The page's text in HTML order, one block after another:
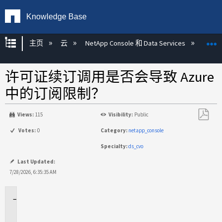
Knowledge Base
扩展/隐缩全局层次
主页 云 NetApp Console 和 Data Services
许可证续订调用是否会导致 Azure
中的订阅限制？
Views: 115 Visibility: Public
Votes: 0 Category: netapp_console
Specialty:ds_cvo
Last Updated:
7/28/2026, 6:35:35 AM